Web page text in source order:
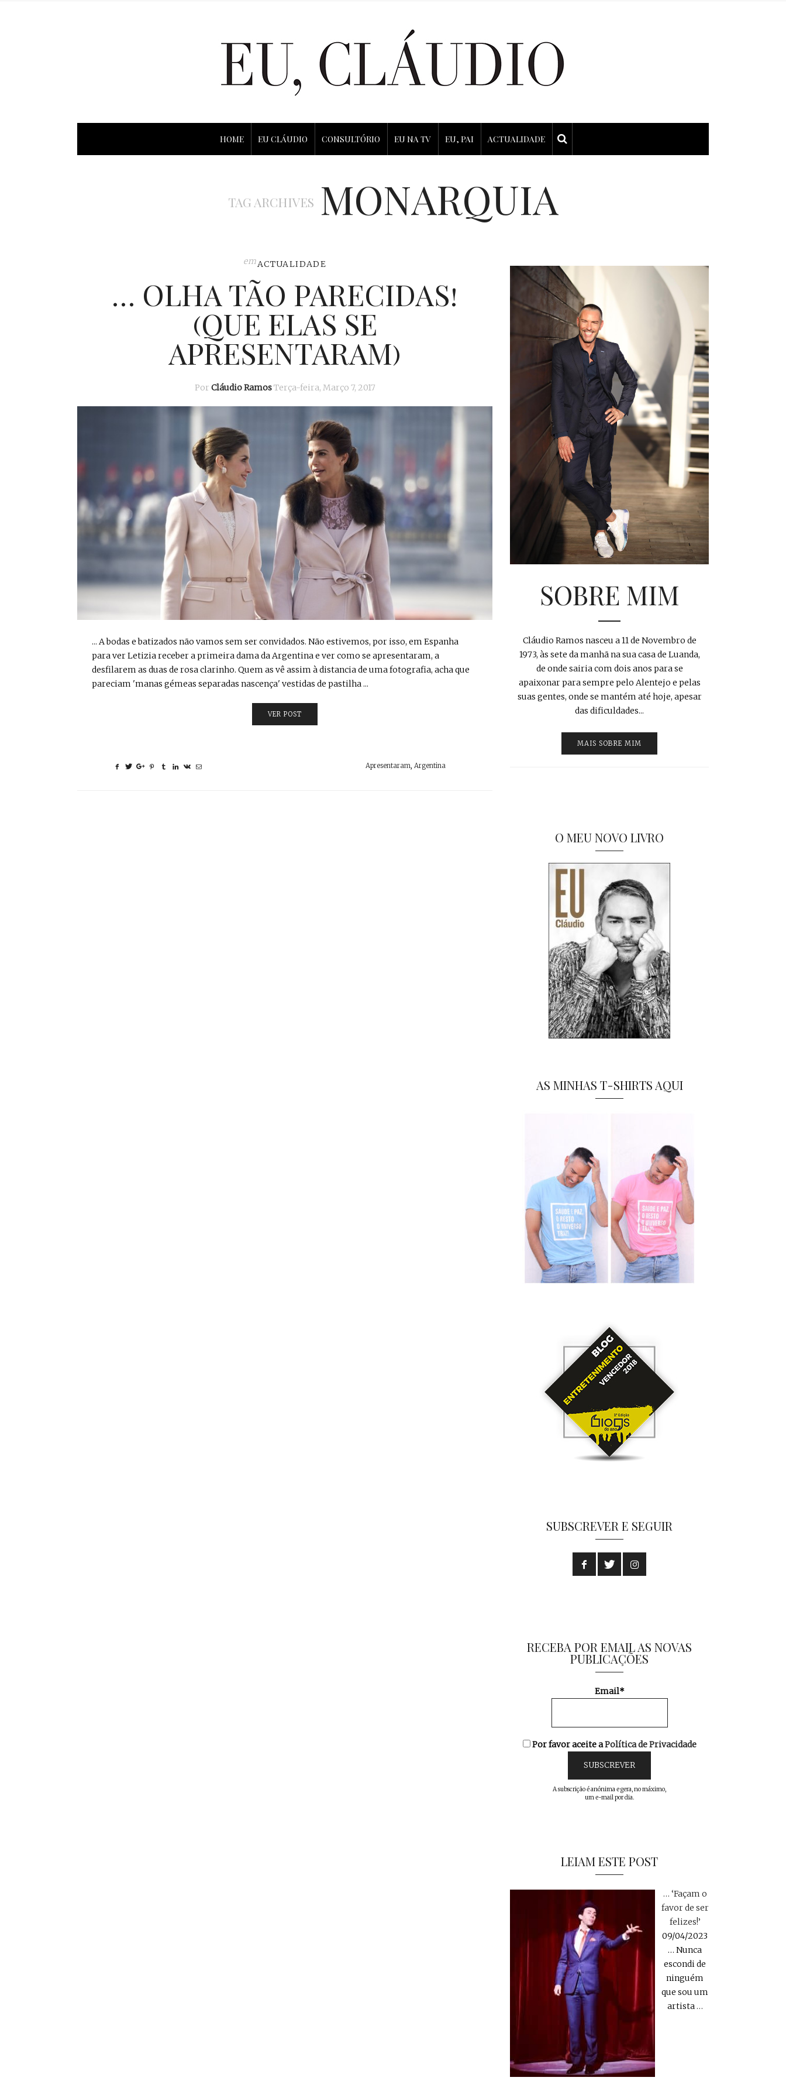
HOME EU CLÁUDIO CONSULTÓRIO EU NA TV EU, PAI ACTUALIDADE
TAG ARCHIVES MONARQUIA
emACTUALIDADE
… OLHA TÃO PARECIDAS!
(QUE ELAS SE
APRESENTARAM)
Por Cláudio RamosTerça-feira, Março 7, 2017
... A bodas e batizados não vamos sem ser convidados. Não estivemos, por isso, em Espanha
para ver Letizia receber a primeira dama da Argentina e ver como se apresentaram, a
desfilarem as duas de rosa clarinho. Quem as vê assim à distancia de uma fotografia, acha que
pareciam 'manas gémeas separadas nascença' vestidas de pastilha ...
VER POST
Apresentaram Argentina
SOBRE MIM
Cláudio Ramos nasceu a 11 de Novembro de
1973, às sete da manhã na sua casa de Luanda,
de onde sairia com dois anos para se
apaixonar para sempre pelo Alentejo e pelas
suas gentes, onde se mantém até hoje, apesar
das dificuldades...
MAIS SOBRE MIM
O MEU NOVO LIVRO
AS MINHAS T-SHIRTS AQUI
SUBSCREVER E SEGUIR
RECEBA POR EMAIL AS NOVAS
PUBLICAÇÕES
Email*
Por favor aceite aPolítica de Privacidade
A subscrição é anónima e gera, no máximo,
um e-mail por dia.
LEIAM ESTE POST
… ‘Façam o
favor de ser
felizes!’
09/04/2023
… Nunca
escondi de
ninguém
que sou um
artista…